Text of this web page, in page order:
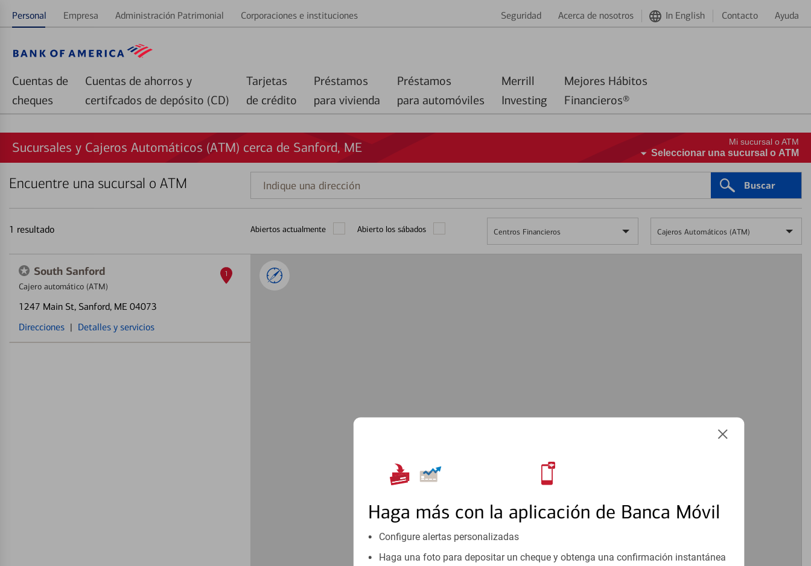
Personal Empresa Administración Patrimonial Corporaciones e instituciones Seguridad Acerca de nosotros In English Contacto Ayuda
Cuentas de
cheques
Cuentas de ahorros y
certifcados de depósito (CD)
Tarjetas
de crédito
Préstamos
para vivienda
Préstamos
para automóviles
Merrill
Investing
Mejores Hábitos
Financieros®
Haga más con la aplicación de Banca Móvil
Configure alertas personalizadas
Haga una foto para depositar un cheque y obtenga una confirmación instantánea
Sucursales y Cajeros Automáticos (ATM) cerca de Sanford, ME Mi sucursal o ATM
Seleccionar una sucursal o ATM
Encuentre una sucursal o ATM
Indique
una
Buscar
1 resultado Abiertos actualmente Abierto los sábados Centros Financieros Cajeros Automáticos (ATM)
South Sanford
Cajero automático (ATM)
1247 Main St, Sanford, ME 04073
Direcciones | Detalles y servicios
1